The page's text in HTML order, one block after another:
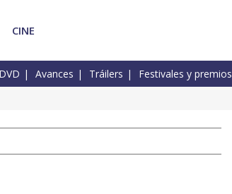
CINE
DVD Avances Tráilers Festivales y premios